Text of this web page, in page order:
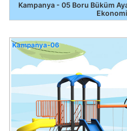
Kampanya - 05 Boru Büküm
Kampanya-06